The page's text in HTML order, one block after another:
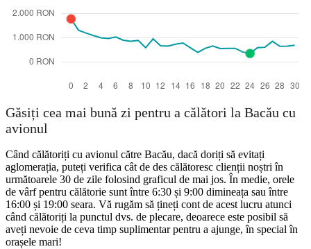
Găsiți cea mai bună zi pentru a călători la Bacău cu
avionul
Când călătoriți cu avionul către Bacău, dacă doriți să evitați
aglomerația, puteți verifica cât de des călătoresc clienții noștri în
următoarele 30 de zile folosind graficul de mai jos. În medie, orele
de vârf pentru călătorie sunt între 6:30 și 9:00 dimineața sau între
16:00 și 19:00 seara. Vă rugăm să țineți cont de acest lucru atunci
când călătoriți la punctul dvs. de plecare, deoarece este posibil să
aveți nevoie de ceva timp suplimentar pentru a ajunge, în special în
orașele mari!